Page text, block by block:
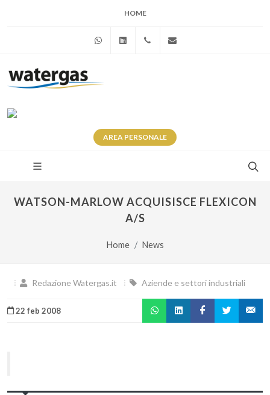
HOME
WhatsAppLinkedin+39 345 281 0246
AREA PERSONALE
WATSON-MARLOW ACQUISISCE FLEXICON
A/S
Home News
Redazione Watergas.it Aziende e settori industriali
22 feb 2008